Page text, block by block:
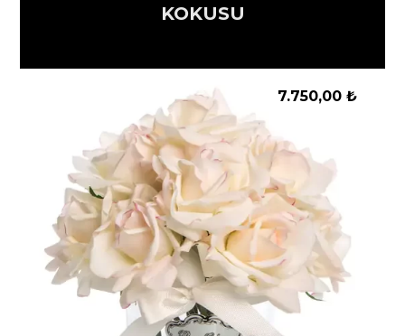
KOKUSU
7.750,00 ₺